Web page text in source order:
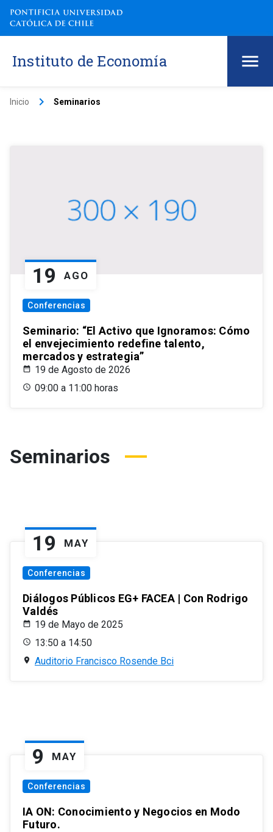
Instituto de Economía
Inicio keyboard_arrow_right Seminarios
19 AGO
Conferencias
Seminario: “El Activo que Ignoramos: Cómo
el envejecimiento redefine talento,
mercados y estrategia”
19 de Agosto de 2026
09:00 a 11:00 horas
Seminarios
19 MAY
Conferencias
Diálogos Públicos EG+ FACEA | Con Rodrigo
Valdés
19 de Mayo de 2025
13:50 a 14:50
Auditorio Francisco Rosende Bci
9 MAY
Conferencias
IA ON: Conocimiento y Negocios en Modo
Futuro.